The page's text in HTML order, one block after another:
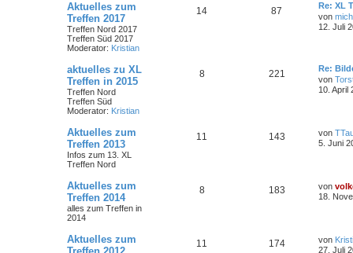
Aktuelles zum
Treffen 2017
Treffen Nord 2017
Treffen Süd 2017
Moderator: Kristian
14 87
Re: XL
von
12. Juli
aktuelles zu XL
Treffen in 2015
Treffen Nord
Treffen Süd
Moderator: Kristian
8 221
Re:
von
10. April
Aktuelles zum
Treffen 2013
Infos zum 13. XL
Treffen Nord
11 143 von
5. Juni
Aktuelles zum
Treffen 2014
alles zum Treffen in
2014
8 183 von
18.
Aktuelles zum
11 174 von
27. Juli